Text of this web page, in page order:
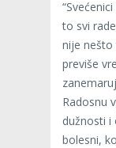
to svi
nije nešto
previše
Radosnu
dužnosti i
bolesni,